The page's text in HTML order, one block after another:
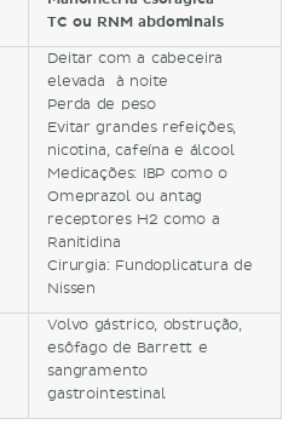
TC ou RNM abdominais
Deitar com a cabeceira
elevada à noite
Perda de peso
Evitar grandes refeições,
nicotina, cafeína e álcool
Medicações: IBP como o
Omeprazol ou antag
receptores H2 como a
Ranitidina
Cirurgia: Fundoplicatura de
Nissen
Volvo gástrico, obstrução,
esôfago de Barrett e
sangramento
gastrointestinal